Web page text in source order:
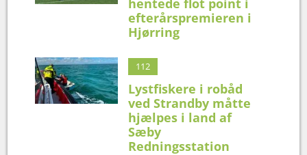
hentede flot point i
efterårspremieren i
Hjørring
112
Lystfiskere i robåd
ved Strandby måtte
hjælpes i land af
Sæby
Redningsstation